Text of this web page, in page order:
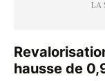
hausse de